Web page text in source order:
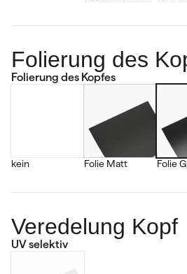
Folierung des
Folierung des Kopfes
kein Folie Matt Folie
Veredelung Kopf
UV selektiv